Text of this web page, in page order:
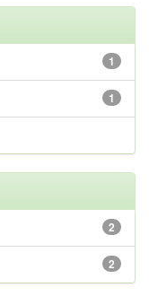
1
1
2
2